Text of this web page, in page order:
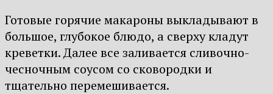
Готовые горячие макароны выкладывают в
большое, глубокое блюдо, а сверху кладут
креветки. Далее все заливается сливочно-
чесночным соусом со сковородки и
тщательно перемешивается.